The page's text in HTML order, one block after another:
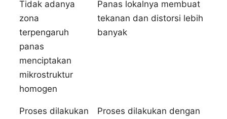
Tidak adanya
zona
terpengaruh
panas
menciptakan
mikrostruktur
homogen
Panas lokalnya membuat
tekanan dan distorsi lebih
banyak
Proses dilakukan
Proses dilakukan dengan